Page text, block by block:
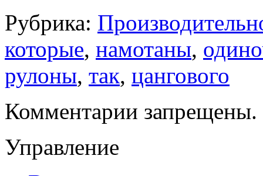
Рубрика:
которые, намотаны,
рулоны, так, цангового
Комментарии запрещены.
Управление